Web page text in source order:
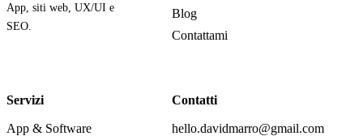
App, siti web, UX/UI e
SEO.
Blog
Contattami
Servizi
App & Software
Contatti
hello.davidmarro@gmail.com